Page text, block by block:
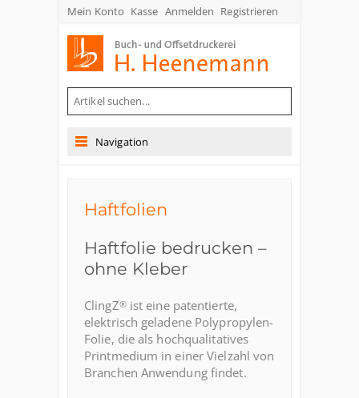
Mein Konto Kasse Anmelden Registrieren
Navigation
Haftfolien
Haftfolie bedrucken –
ohne Kleber
ClingZ®ist eine patentierte,
elektrisch geladene Polypropylen-
Folie, die als hochqualitatives
Printmedium in einer Vielzahl von
Branchen Anwendung findet.